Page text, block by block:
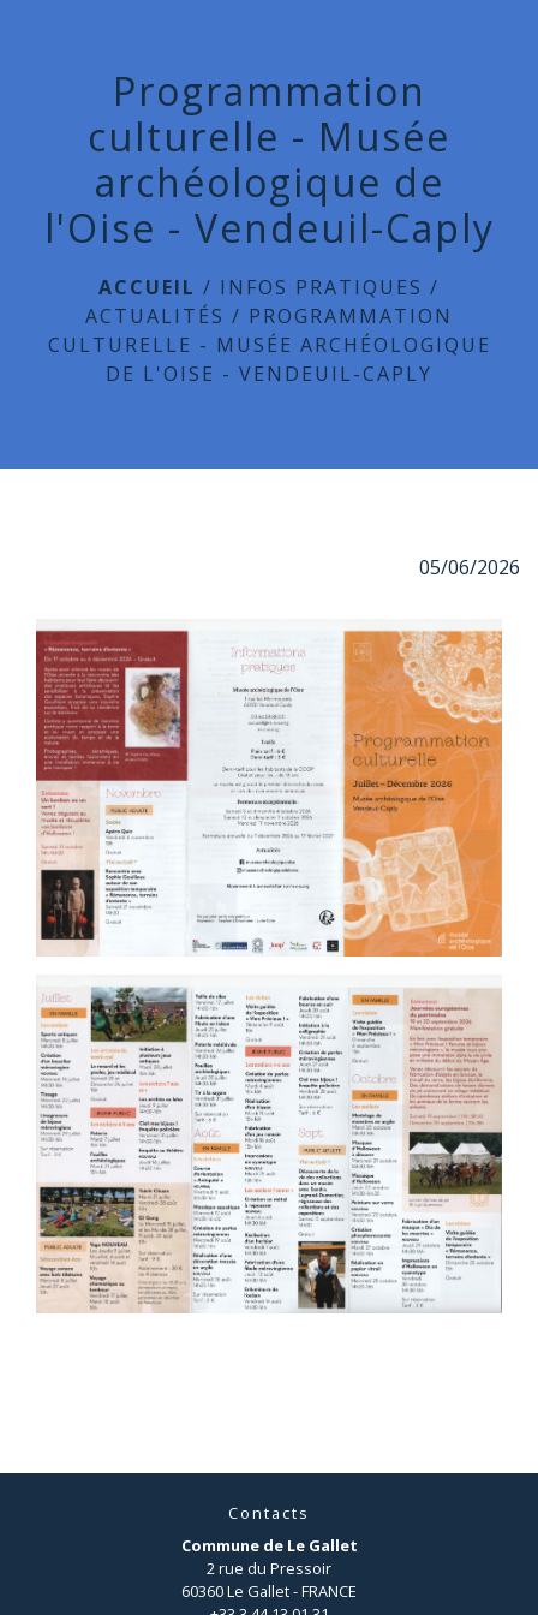
Programmation
culturelle - Musée
archéologique de
l'Oise - Vendeuil-Caply
ACCUEIL / INFOS PRATIQUES /
ACTUALITÉS / PROGRAMMATION
CULTURELLE - MUSÉE ARCHÉOLOGIQUE
DE L'OISE - VENDEUIL-CAPLY
05/06/2026
Contacts
Commune de Le Gallet
2 rue du Pressoir
60360 Le Gallet - FRANCE